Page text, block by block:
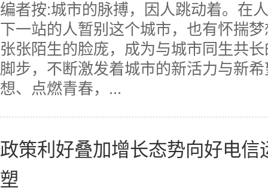
编者按:城市的脉搏，因人跳动着。在
下一站的人暂别这个城市，也有怀揣
张张陌生的脸庞，成为与城市同生共
脚步，不断激发着城市的新活力与新
想、点燃青春，...
政策利好叠加增长态势向好电
塑